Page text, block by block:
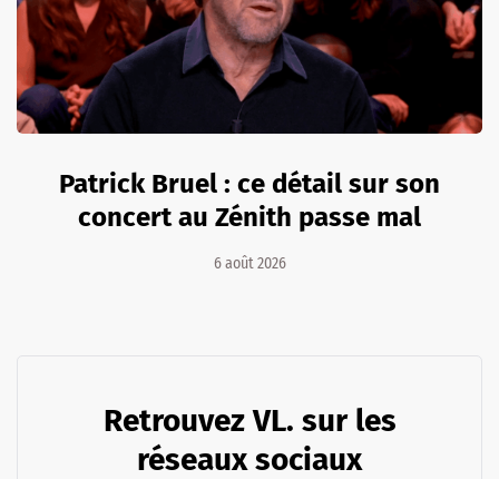
Patrick Bruel : ce détail sur son
concert au Zénith passe mal
6 août 2026
Retrouvez VL. sur les
réseaux sociaux